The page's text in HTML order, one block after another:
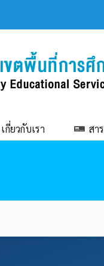
เกี่ยวกับเรา สา